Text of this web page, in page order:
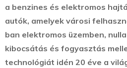
a benzines és elektromos
autók, amelyek városi
ban elektromos üzemben,
kibocsátás és fogyasztás
technológiát idén 20 éve a